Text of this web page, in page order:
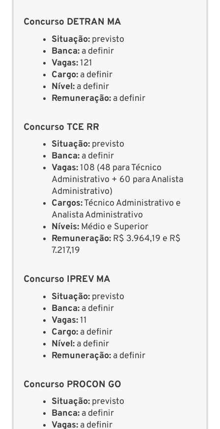
Concurso DETRAN MA
Situação: previsto
Banca: a definir
Vagas:121
Cargo: a definir
Nível: a definir
Remuneração: a definir
Concurso TCE RR
Situação: previsto
Banca: a definir
Vagas:108 (48 para Técnico
Administrativo + 60 para Analista
Administrativo)
Cargos:Técnico Administrativo e
Analista Administrativo
Níveis: Médio e Superior
Remuneração: R$ 3.964,19 e R$
7.217,19
Concurso IPREV MA
Situação: previsto
Banca: a definir
Vagas:11
Cargo: a definir
Nível: a definir
Remuneração: a definir
Concurso PROCON GO
Situação: previsto
Banca: a definir
Vagas: a definir